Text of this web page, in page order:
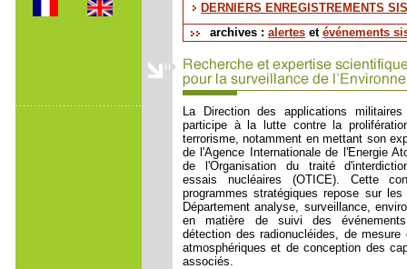
DERNIERS ENREGISTREMENTS
archives : alertes et événements
La Direction des applications
participe à la lutte contre la
terrorisme, notamment en mettant son
de l'Agence Internationale de l'Energie
de l'Organisation du traité
essais nucléaires (OTICE). Cette
programmes stratégiques repose sur
Département analyse, surveillance,
en matière de suivi des
détection des radionucléides, de mesure
atmosphériques et de conception des
associés.